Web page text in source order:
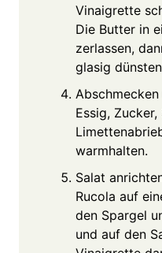
Vinaigrette
Die Butter in
zerlassen,
glasig
Essig,
warmhalten.
Salat
Rucola auf
den Spargel
und auf den